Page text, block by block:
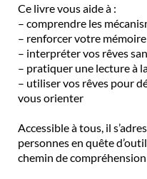
Ce livre vous aide à :
– comprendre les
– renforcer votre
– interpréter vos rêves
– pratiquer une lecture à
– utiliser vos rêves pour
vous orienter
Accessible à tous, il
personnes en quête
chemin de